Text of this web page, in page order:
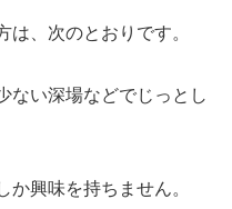
は、次のとおりです。
ない深場などでじっとし
か興味を持ちません。